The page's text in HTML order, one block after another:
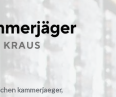
kammerjaeger,